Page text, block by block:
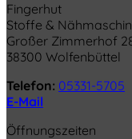
Fingerhut
Stoffe &
Großer Zimmerhof
38300 Wolfenbüttel
Telefon: 05331-5705
E-Mail
Öffnungszeiten